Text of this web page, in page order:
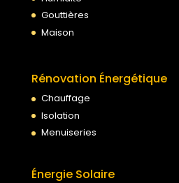
Gouttières
Maison
Rénovation Énergétique
Chauffage
Isolation
Menuiseries
Énergie Solaire